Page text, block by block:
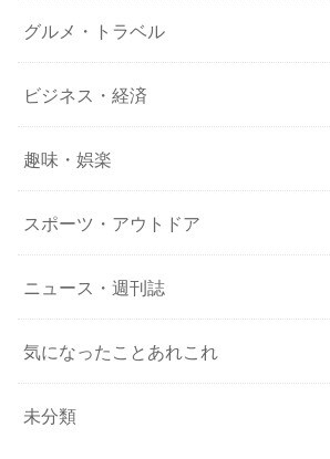
グルメ・トラベル
ビジネス・経済
趣味・娯楽
スポーツ・アウトドア
ニュース・週刊誌
気になったことあれこれ
未分類